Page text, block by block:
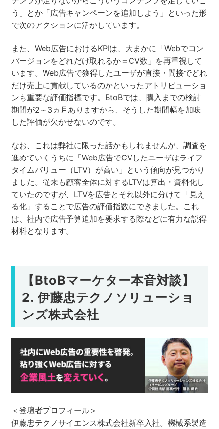
う」とか「広告キャンペーンを追加しよう」といった形
で次のアクションに活かしています。
また、Web広告におけるKPIは、大まかに「Webでコン
バージョンをどれだけ取れるか＝CV数」を再重視して
います。Web広告で獲得したユーザが直接・間接でどれ
だけ売上に貢献しているのかといったアトリビューショ
ンも重要な評価指標です。BtoBでは、購入までの検討
期間が2～3ヵ月ありますから、そうした期間幅を加味
した評価が欠かせないのです。
なお、これは弊社に限った話かもしれませんが、調査を
進めていくうちに「Web広告でCVしたユーザはライフ
タイムバリュー（LTV）が高い」という傾向が見つかり
ました。従来も顧客全体に対するLTVは算出・資料化し
ていたのですが、LTVを広告とそれ以外に分けて「見え
る化」することで広告の評価指数にできました。これ
は、社内で広告予算追加を要求する際などに有力な説得
材料となります。
【BtoBマーケター本音対談】
2. 伊藤忠テクノソリューショ
ンズ株式会社
＜登壇者プロフィール＞
伊藤忠テクノサイエンス株式会社新卒入社。機械系製造